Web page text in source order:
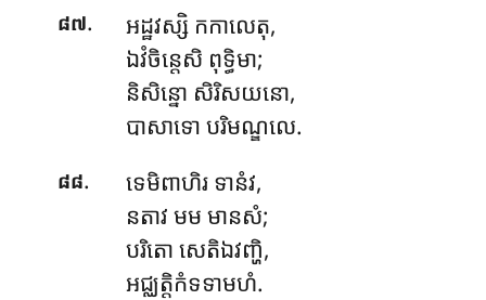
៨៧. អដ្ឋវស្សិ កកាលេតុ,
ឯវំចិន្តេសិ ពុទ្ធិមា;
និសិន្នោ សិរិសយនោ,
បាសាទោ បរិមណ្ឌលេ.
៨៨.
ទេមិពាហិរ ទានំវ,
នតាវ មម មានសំ;
បរិតោ សេតិឯវញ្ហិ,
អជ្ឈត្តិកំទទាមហំ.